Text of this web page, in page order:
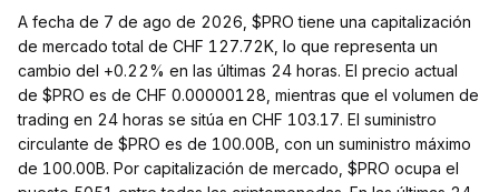
A fecha de 7 de ago de 2026, $PRO tiene una capitalización
de mercado total de CHF 127.72K, lo que representa un
cambio del +0.22% en las últimas 24 horas. El precio actual
de $PRO es de CHF 0.00000128, mientras que el volumen de
trading en 24 horas se sitúa en CHF 103.17. El suministro
circulante de $PRO es de 100.00B, con un suministro máximo
de 100.00B. Por capitalización de mercado, $PRO ocupa el